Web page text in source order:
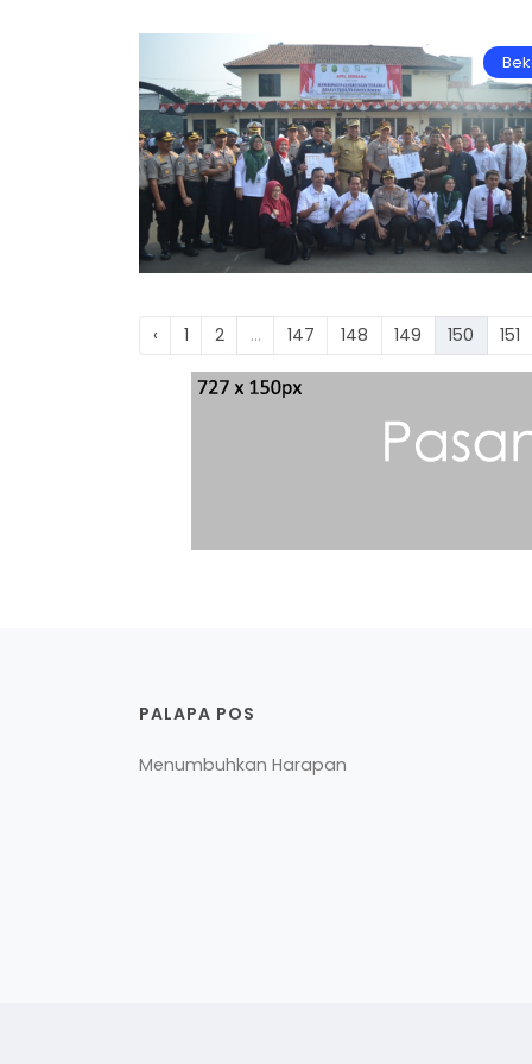
‹ 1 2 ... 147 148 149 150 151
PALAPA POS
Menumbuhkan Harapan